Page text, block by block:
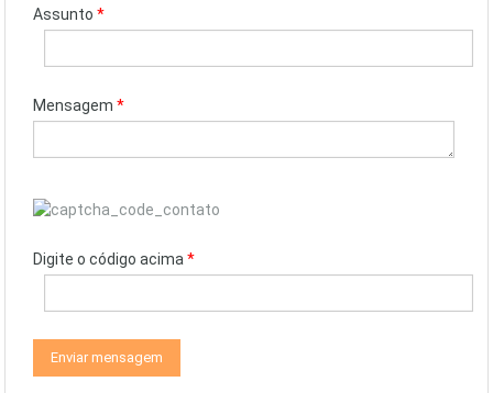
Assunto *
Mensagem *
Digite o código acima *